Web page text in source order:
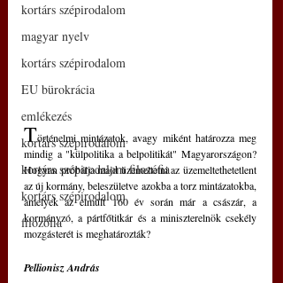
kortárs szépirodalom
magyar nyelv
kortárs szépirodalom
EU bürokrácia
emlékezés
kortárs szépirodalom
kortárs szépirodalom filozófia
kortárs szépirodalom
filozófia
Történelmi mintázatok, avagy miként határozza meg
mindig a "külpolitika a belpolitikát" Magyarországon?
Hogyan próbálja majd üzemeltetni az üzemeltethetetlent
az új kormány, beleszületve azokba a torz mintázatokba,
amelyek az elmúlt 160 év során már a császár, a
kormányzó, a pártfőtitkár és a miniszterelnök csekély
mozgásterét is meghatározták?
Pellionisz András